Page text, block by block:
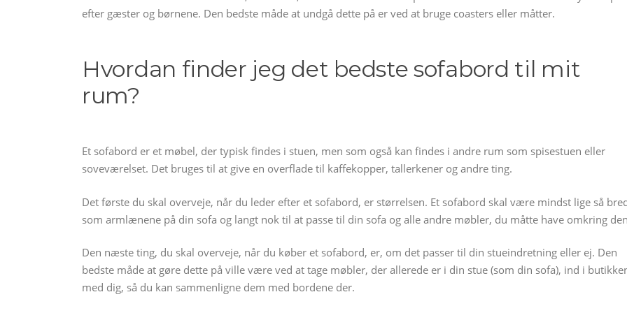
efter gæster og børnene. Den bedste måde at undgå dette på er ved at bruge coasters eller måtter.
Hvordan finder jeg det bedste sofabord til mit
rum?
Et sofabord er et møbel, der typisk findes i stuen, men som også kan findes i andre rum som spisestuen eller
soveværelset. Det bruges til at give en overflade til kaffekopper, tallerkener og andre ting.
Det første du skal overveje, når du leder efter et sofabord, er størrelsen. Et sofabord skal være mindst lige så
som armlænene på din sofa og langt nok til at passe til din sofa og alle andre møbler, du måtte have omkring
Den næste ting, du skal overveje, når du køber et sofabord, er, om det passer til din stueindretning eller ej. Den
bedste måde at gøre dette på ville være ved at tage møbler, der allerede er i din stue (som din sofa), ind i
med dig, så du kan sammenligne dem med bordene der.